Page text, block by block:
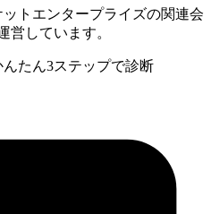
トエンタープライズの関連会
営しています。
んたん3ステップで診断